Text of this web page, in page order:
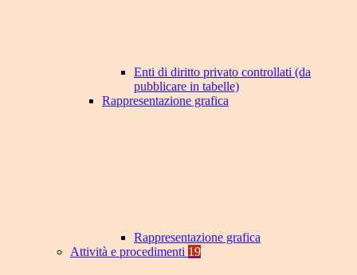
Enti di diritto privato controllati (da
pubblicare in tabelle)
Rappresentazione grafica
Rappresentazione grafica
Attività e procedimenti 19